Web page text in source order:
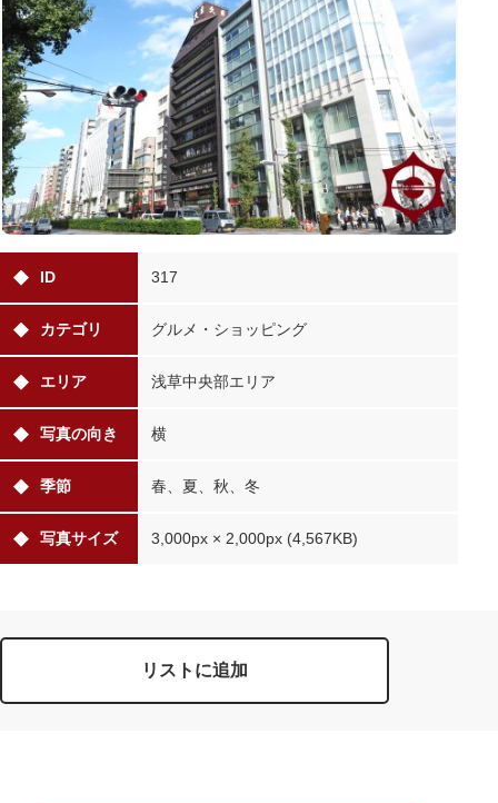
ID 317
カテゴリ グルメ・ショッピング
エリア 浅草中央部エリア
写真の向き 横
季節 春、夏、秋、冬
写真サイズ 3,000px × 2,000px (4,567KB)
リストに追加